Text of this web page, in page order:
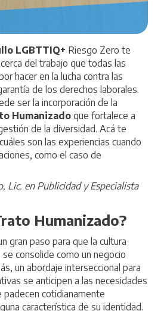
LGBTTIQ+ Riesgo Zero te
del trabajo que todas las
hacer en la lucha contra las
de los derechos laborales.
ser la incorporación de la
Humanizadoque fortalece a
de la diversidad. Acá te
son las experiencias cuando
como el caso de
Lic. en Publicidad y Especialista
Humanizado?
gran paso para que la cultura
consolide como un negocio
un abordaje interseccional para
se anticipen a las necesidades
padecen cotidianamente
característica de su identidad.